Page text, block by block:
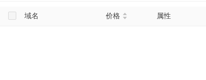
域名 价格 属性